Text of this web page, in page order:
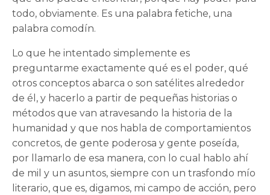
todo, obviamente. Es una palabra fetiche, una
palabra comodín.
Lo que he intentado simplemente es
preguntarme exactamente qué es el poder, qué
otros conceptos abarca o son satélites alrededor
de él, y hacerlo a partir de pequeñas historias o
métodos que van atravesando la historia de la
humanidad y que nos habla de comportamientos
concretos, de gente poderosa y gente poseída,
por llamarlo de esa manera, con lo cual hablo ahí
de mil y un asuntos, siempre con un trasfondo mío
literario, que es, digamos, mi campo de acción, pero